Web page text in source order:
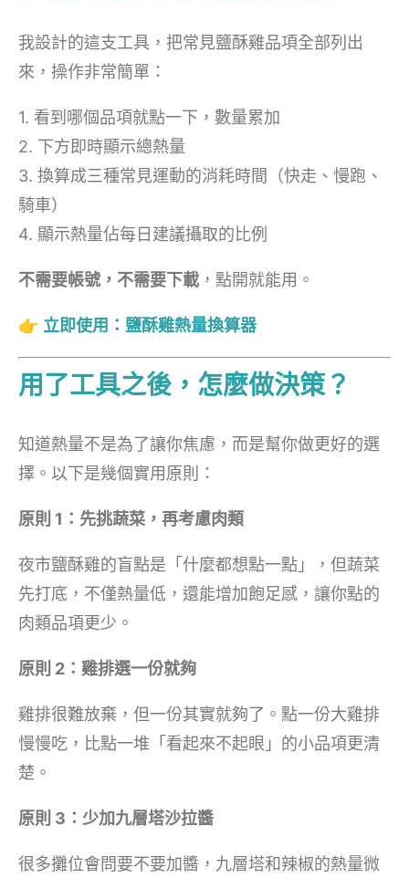
我設計的這支工具，把常見鹽酥雞品項全部列出
來，操作非常簡單：
1. 看到哪個品項就點一下，數量累加
2. 下方即時顯示總熱量
3. 換算成三種常見運動的消耗時間（快走、慢跑、
騎車）
4. 顯示熱量佔每日建議攝取的比例
不需要帳號，不需要下載 ，點開就能用。
👉 立即使用：鹽酥雞熱量換算器
用了工具之後，怎麼做決策？
知道熱量不是為了讓你焦慮，而是幫你做更好的選
擇。以下是幾個實用原則：
原則 1：先挑蔬菜，再考慮肉類
夜市鹽酥雞的盲點是「什麼都想點一點」，但蔬菜
先打底，不僅熱量低，還能增加飽足感，讓你點的
肉類品項更少。
原則 2：雞排選一份就夠
雞排很難放棄，但一份其實就夠了。點一份大雞排
慢慢吃，比點一堆「看起來不起眼」的小品項更清
楚。
原則 3：少加九層塔沙拉醬
很多攤位會問要不要加醬，九層塔和辣椒的熱量微